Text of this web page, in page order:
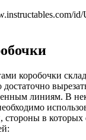
id/
коробочки
линиям. В
стороны в которых